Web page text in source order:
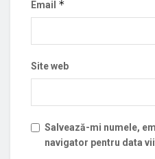
Email *
Site web
Salvează-mi numele,
navigator pentru data